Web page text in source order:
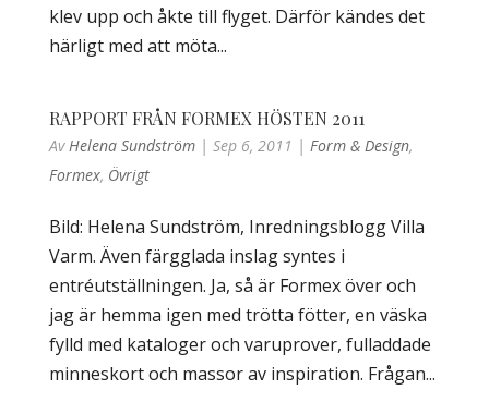
klev upp och åkte till flyget. Därför kändes det
härligt med att möta...
RAPPORT FRÅN FORMEX HÖSTEN 2011
AvHelena Sundström| Sep 6, 2011 | Form & Design,
Formex, Övrigt
Bild: Helena Sundström, Inredningsblogg Villa
Varm. Även färgglada inslag syntes i
entréutställningen. Ja, så är Formex över och
jag är hemma igen med trötta fötter, en väska
fylld med kataloger och varuprover, fulladdade
minneskort och massor av inspiration. Frågan...